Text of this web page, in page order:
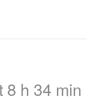
8 h 34 min